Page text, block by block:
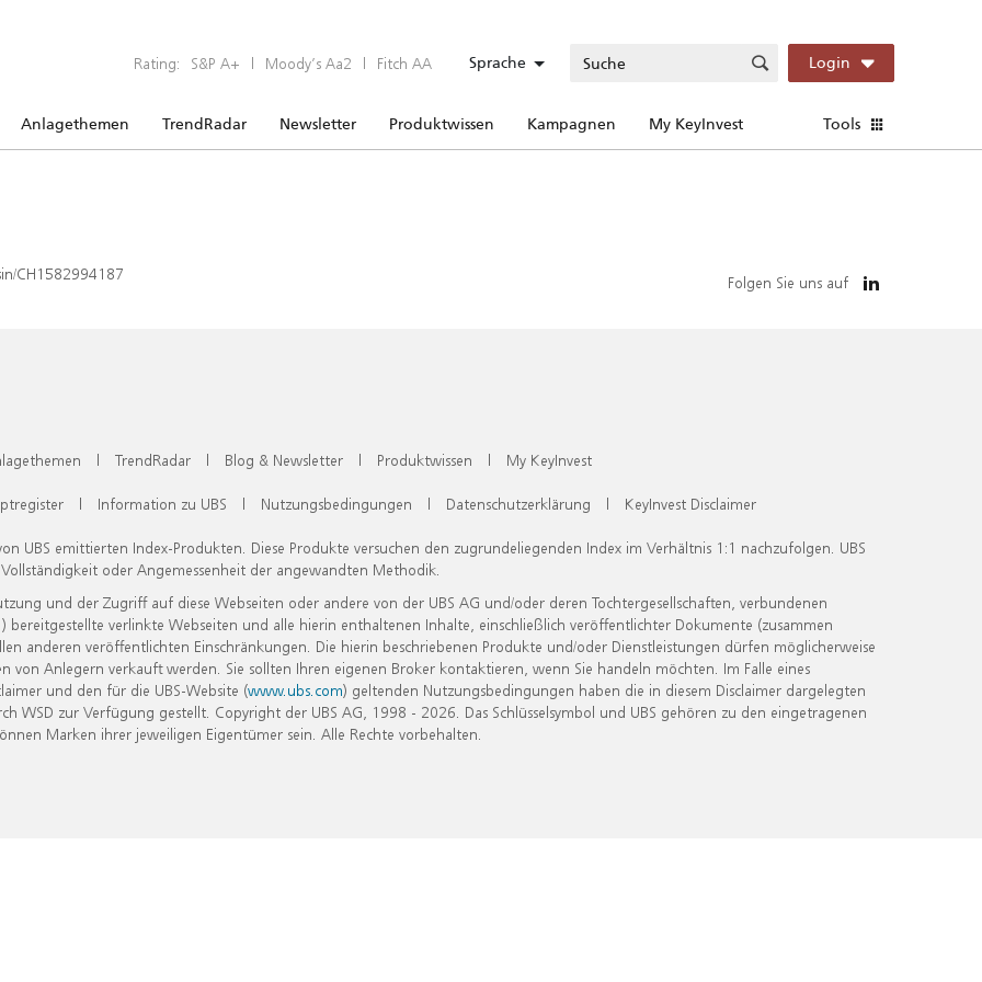
Rating: S&P A+ | Moody’s Aa2 | Fitch AA Sprache Login
Anlagethemen TrendRadar Newsletter Produktwissen Kampagnen My KeyInvest Tools
CH1582994187 Folgen Sie uns auf
| TrendRadar | Blog & Newsletter | Produktwissen | My KeyInvest
| Information zu UBS | Nutzungsbedingungen | Datenschutzerklärung | KeyInvest Disclaimer
UBS emittierten Index-Produkten. Diese Produkte versuchen den zugrundeliegenden Index im Verhältnis 1:1 nachzufolgen. UBS
oder Angemessenheit der angewandten Methodik.
und der Zugriff auf diese Webseiten oder andere von der UBS AG und/oder deren Tochtergesellschaften, verbundenen
verlinkte Webseiten und alle hierin enthaltenen Inhalte, einschließlich veröffentlichter Dokumente (zusammen
anderen veröffentlichten Einschränkungen. Die hierin beschriebenen Produkte und/oder Dienstleistungen dürfen möglicherweise
Anlegern verkauft werden. Sie sollten Ihren eigenen Broker kontaktieren, wenn Sie handeln möchten. Im Falle eines
und den für die UBS-Website (www.ubs.com) geltenden Nutzungsbedingungen haben die in diesem Disclaimer dargelegten
zur Verfügung gestellt. Copyright der UBS AG, 1998 - 2026. Das Schlüsselsymbol und UBS gehören zu den eingetragenen
Marken ihrer jeweiligen Eigentümer sein. Alle Rechte vorbehalten.